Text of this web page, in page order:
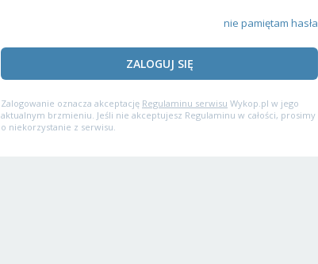
nie pamiętam hasła
ZALOGUJ SIĘ
Zalogowanie oznacza akceptację Regulaminu serwisu Wykop.pl w jego
aktualnym brzmieniu. Jeśli nie akceptujesz Regulaminu w całości, prosimy
o niekorzystanie z serwisu.